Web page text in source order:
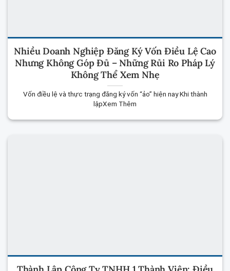
Nhiều Doanh Nghiệp Đăng Ký Vốn Điều Lệ Cao
Nhưng Không Góp Đủ – Những Rủi Ro Pháp Lý
Không Thể Xem Nhẹ
Vốn điều lệ và thực trạng đăng ký vốn “ảo” hiện nay Khi thành
lậpXem Thêm